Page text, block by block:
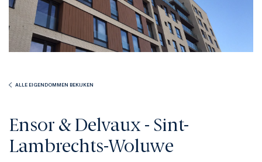
ALLE EIGENDOMMEN BEKIJKEN
Ensor & Delvaux - Sint-
Lambrechts-Woluwe